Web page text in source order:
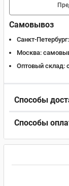
Самовывоз
Санкт-Петербург:
Москва:
Оптовый склад:
Способы
Способы